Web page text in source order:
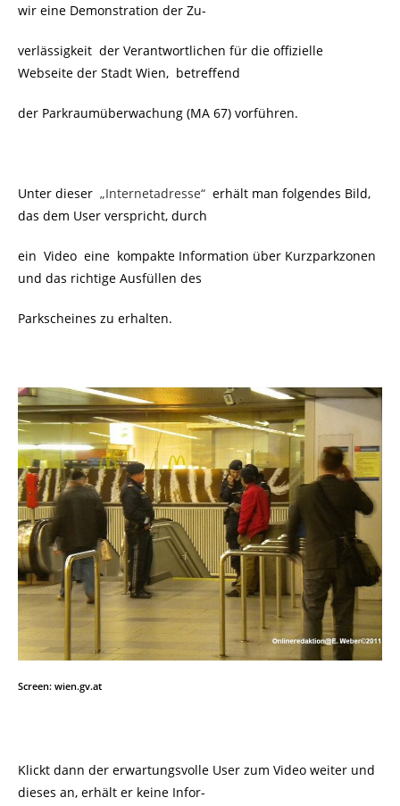
wir eine Demonstration der Zu-
verlässigkeit der Verantwortlichen für die offizielle
Webseite der Stadt Wien, betreffend
der Parkraumüberwachung (MA 67) vorführen.
Unter dieser „Internetadresse“ erhält man folgendes Bild,
das dem User verspricht, durch
ein Video eine kompakte Information über Kurzparkzonen
und das richtige Ausfüllen des
Parkscheines zu erhalten.
Screen: wien.gv.at
Klickt dann der erwartungsvolle User zum Video weiter und
dieses an, erhält er keine Infor-